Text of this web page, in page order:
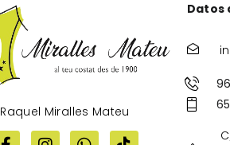
Raquel Miralles Mateu
Datos